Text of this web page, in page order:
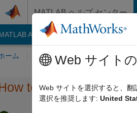
MATLAB ヘルプ センター
Answers File Exchange
ーム 質問する 回答 閲覧
to store only 3
Web サイト
Web サイトを選択すると、
選択を推奨します: United